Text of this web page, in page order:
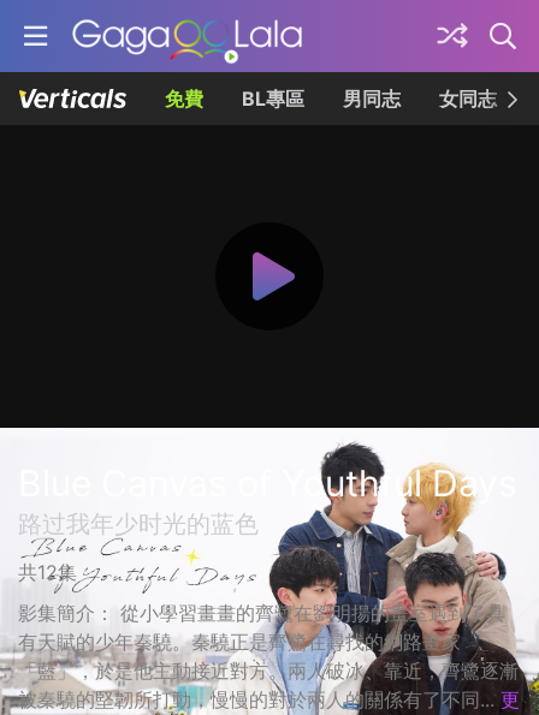
免費 BL專區 男同志 女同志
Blue Canvas of Youthful Days
路过我年少时光的蓝色
共12集
影集簡介： 從小學習畫畫的齊鷺在劉明揚的畫室遇到了具
有天賦的少年秦驍。秦驍正是齊鷺在尋找的網路畫家
「藍」，於是他主動接近對方。兩人破冰、靠近，齊鷺逐漸
被秦驍的堅韌所打動，慢慢的對於兩人的關係有了不同... 更